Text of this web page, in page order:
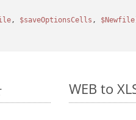
, $saveOptionsCells , $Newfile
WEB to